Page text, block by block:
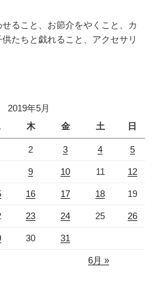
ること、お節介をやくこと、カ
たちと戯れること、アクセサリ
2019年5月
木 金 土 日
2 3 4 5
9 10 11 12
16 17 18 19
23 24 25 26
30 31
6月 »